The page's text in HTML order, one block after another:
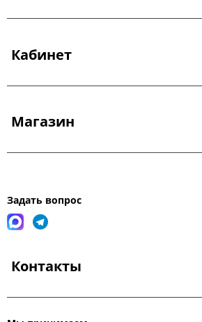
Кабинет
Магазин
Задать вопрос
Контакты